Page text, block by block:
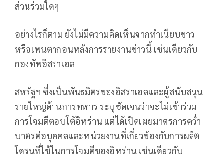
ส่วนร่วมใดๆ
อย่างไรก็ตาม ยังไม่มีความคิดเห็นจากทำเนียบขาว
หรือเพนตากอนหลังการรายงานข่าวนี้ เช่นเดียวกับ
กองทัพอิสราเอล
สหรัฐฯ ซึ่งเป็นพันธมิตรของอิสราเอลและผู้สนับสนุน
รายใหญ่ด้านการทหาร ระบุชัดเจนว่าจะไม่เข้าร่วม
การโจมตีตอบโต้อิหร่าน แต่ได้เปิดเผยมาตรการคว่ำ
บาตรต่อบุคคลและหน่วยงานที่เกี่ยวข้องกับการผลิต
โดรนที่ใช้ในการโจมตีของอิหร่าน เช่นเดียวกับ